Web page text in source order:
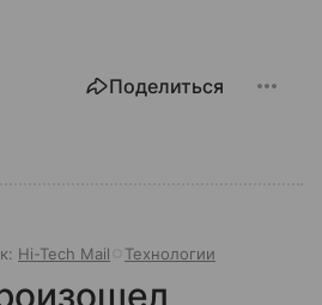
Поделиться
Hi-Tech Mail Технологии